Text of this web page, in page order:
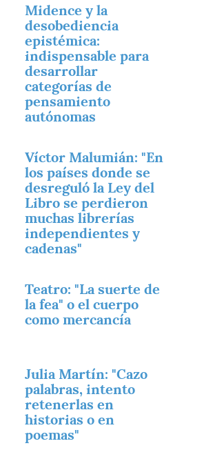
Midence y la
desobediencia
epistémica:
indispensable para
desarrollar
categorías de
pensamiento
autónomas
Víctor Malumián: "En
los países donde se
desreguló la Ley del
Libro se perdieron
muchas librerías
independientes y
cadenas"
Teatro: "La suerte de
la fea" o el cuerpo
como mercancía
Julia Martín: "Cazo
palabras, intento
retenerlas en
historias o en
poemas"